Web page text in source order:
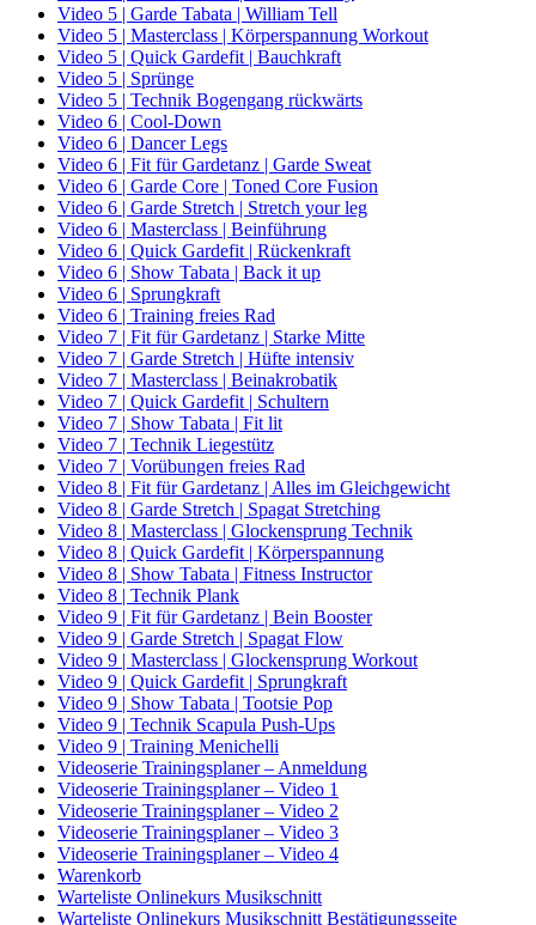
Video 5 | Garde Tabata | William Tell
Video 5 | Masterclass | Körperspannung Workout
Video 5 | Quick Gardefit | Bauchkraft
Video 5 | Sprünge
Video 5 | Technik Bogengang rückwärts
Video 6 | Cool-Down
Video 6 | Dancer Legs
Video 6 | Fit für Gardetanz | Garde Sweat
Video 6 | Garde Core | Toned Core Fusion
Video 6 | Garde Stretch | Stretch your leg
Video 6 | Masterclass | Beinführung
Video 6 | Quick Gardefit | Rückenkraft
Video 6 | Show Tabata | Back it up
Video 6 | Sprungkraft
Video 6 | Training freies Rad
Video 7 | Fit für Gardetanz | Starke Mitte
Video 7 | Garde Stretch | Hüfte intensiv
Video 7 | Masterclass | Beinakrobatik
Video 7 | Quick Gardefit | Schultern
Video 7 | Show Tabata | Fit lit
Video 7 | Technik Liegestütz
Video 7 | Vorübungen freies Rad
Video 8 | Fit für Gardetanz | Alles im Gleichgewicht
Video 8 | Garde Stretch | Spagat Stretching
Video 8 | Masterclass | Glockensprung Technik
Video 8 | Quick Gardefit | Körperspannung
Video 8 | Show Tabata | Fitness Instructor
Video 8 | Technik Plank
Video 9 | Fit für Gardetanz | Bein Booster
Video 9 | Garde Stretch | Spagat Flow
Video 9 | Masterclass | Glockensprung Workout
Video 9 | Quick Gardefit | Sprungkraft
Video 9 | Show Tabata | Tootsie Pop
Video 9 | Technik Scapula Push-Ups
Video 9 | Training Menichelli
Videoserie Trainingsplaner – Anmeldung
Videoserie Trainingsplaner – Video 1
Videoserie Trainingsplaner – Video 2
Videoserie Trainingsplaner – Video 3
Videoserie Trainingsplaner – Video 4
Warenkorb
Warteliste Onlinekurs Musikschnitt
Warteliste Onlinekurs Musikschnitt Bestätigungsseite